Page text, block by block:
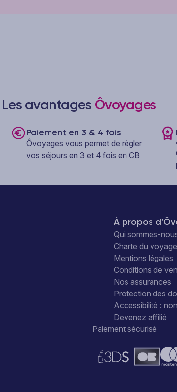
Les avantages Ôvoyages
Paiement en 3 & 4 fois
Ôvoyages vous permet de régler
vos séjours en 3 et 4 fois en CB
À propos
Qui sommes-
Charte du voyage
Mentions légales
Conditions de
Nos assurances
Protection des
Accessibilité :
Devenez affilié
Paiement sécurisé